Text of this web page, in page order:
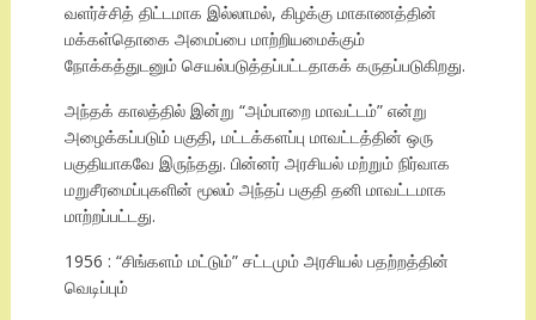
வளர்ச்சித் திட்டமாக இல்லாமல், கிழக்கு மாகாணத்தின்
மக்கள்தொகை அமைப்பை மாற்றியமைக்கும்
நோக்கத்துடனும் செயல்படுத்தப்பட்டதாகக் கருதப்படுகிறது.
அந்தக் காலத்தில் இன்று “அம்பாறை மாவட்டம்” என்று
அழைக்கப்படும் பகுதி, மட்டக்களப்பு மாவட்டத்தின் ஒரு
பகுதியாகவே இருந்தது. பின்னர் அரசியல் மற்றும் நிர்வாக
மறுசீரமைப்புகளின் மூலம் அந்தப் பகுதி தனி மாவட்டமாக
மாற்றப்பட்டது.
1956 : “சிங்களம் மட்டும்” சட்டமும் அரசியல் பதற்றத்தின்
வெடிப்பும்